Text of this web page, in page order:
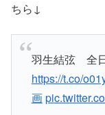
ちら↓
羽生結弦 全
https://t.co/
画